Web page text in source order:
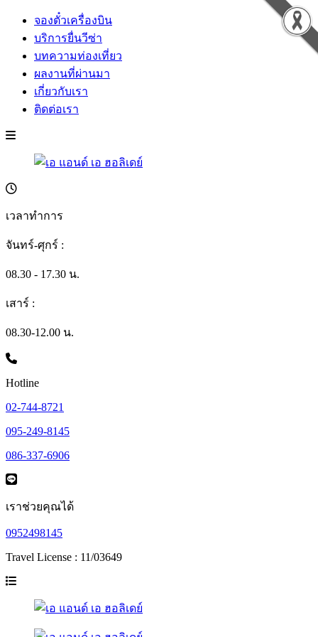
จองตั๋วเครื่องบิน
บริการยื่นวีซ่า
บทความท่องเที่ยว
ผลงานที่ผ่านมา
เกี่ยวกับเรา
ติดต่อเรา
เวลาทำการ
จันทร์-ศุกร์ :
08.30 - 17.30 น.
เสาร์ :
08.30-12.00 น.
Hotline
02-744-8721
095-249-8145
086-337-6906
เราช่วยคุณได้
0952498145
Travel License : 11/03649